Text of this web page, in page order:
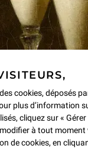
cookies, déposés
plus d’information
cliquez sur «
à tout
de cookies, en